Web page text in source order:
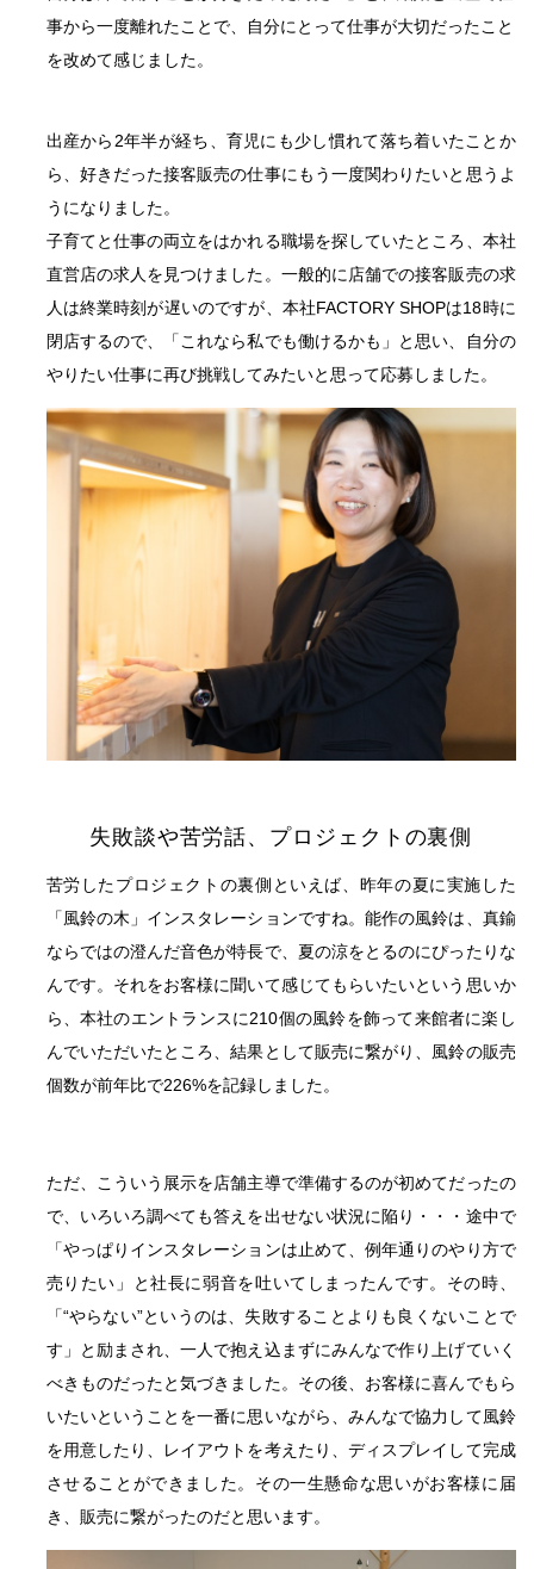
事から一度離れたことで、自分にとって仕事が大切だったこと
を改めて感じました。
出産から2年半が経ち、育児にも少し慣れて落ち着いたことか
ら、好きだった接客販売の仕事にもう一度関わりたいと思うよ
うになりました。
子育てと仕事の両立をはかれる職場を探していたところ、本社
直営店の求人を見つけました。一般的に店舗での接客販売の求
人は終業時刻が遅いのですが、本社FACTORY SHOPは18時に
閉店するので、「これなら私でも働けるかも」と思い、自分の
やりたい仕事に再び挑戦してみたいと思って応募しました。
失敗談や苦労話、プロジェクトの裏側
苦労したプロジェクトの裏側といえば、昨年の夏に実施した
「風鈴の木」インスタレーションですね。能作の風鈴は、真鍮
ならではの澄んだ音色が特長で、夏の涼をとるのにぴったりな
んです。それをお客様に聞いて感じてもらいたいという思いか
ら、本社のエントランスに210個の風鈴を飾って来館者に楽し
んでいただいたところ、結果として販売に繋がり、風鈴の販売
個数が前年比で226%を記録しました。
ただ、こういう展示を店舗主導で準備するのが初めてだったの
で、いろいろ調べても答えを出せない状況に陥り・・・途中で
「やっぱりインスタレーションは止めて、例年通りのやり方で
売りたい」と社長に弱音を吐いてしまったんです。その時、
「“やらない”というのは、失敗することよりも良くないことで
す」と励まされ、一人で抱え込まずにみんなで作り上げていく
べきものだったと気づきました。その後、お客様に喜んでもら
いたいということを一番に思いながら、みんなで協力して風鈴
を用意したり、レイアウトを考えたり、ディスプレイして完成
させることができました。その一生懸命な思いがお客様に届
き、販売に繋がったのだと思います。